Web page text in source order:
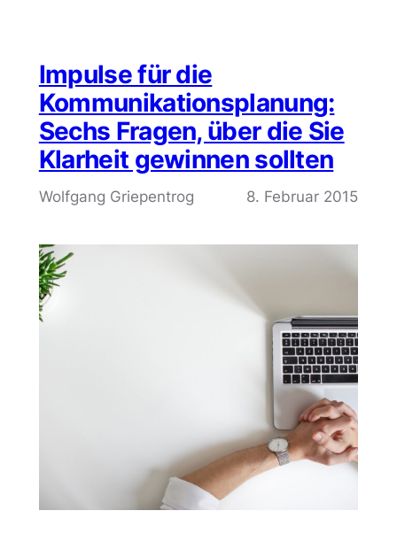
Impulse für die
Kommunikationsplanung:
Sechs Fragen, über die Sie
Klarheit gewinnen sollten
Wolfgang Griepentrog 8. Februar 2015